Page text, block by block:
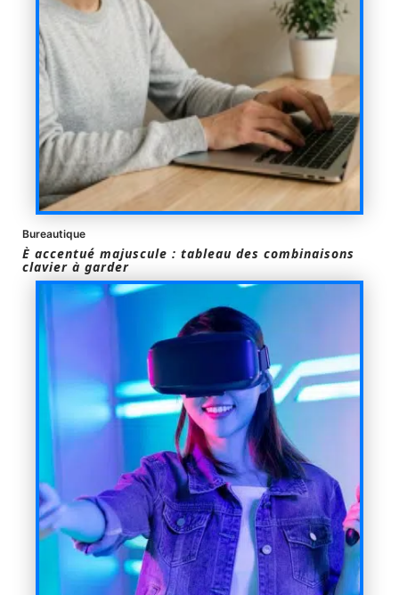
Bureautique
È accentué majuscule : tableau des combinaisons
clavier à garder